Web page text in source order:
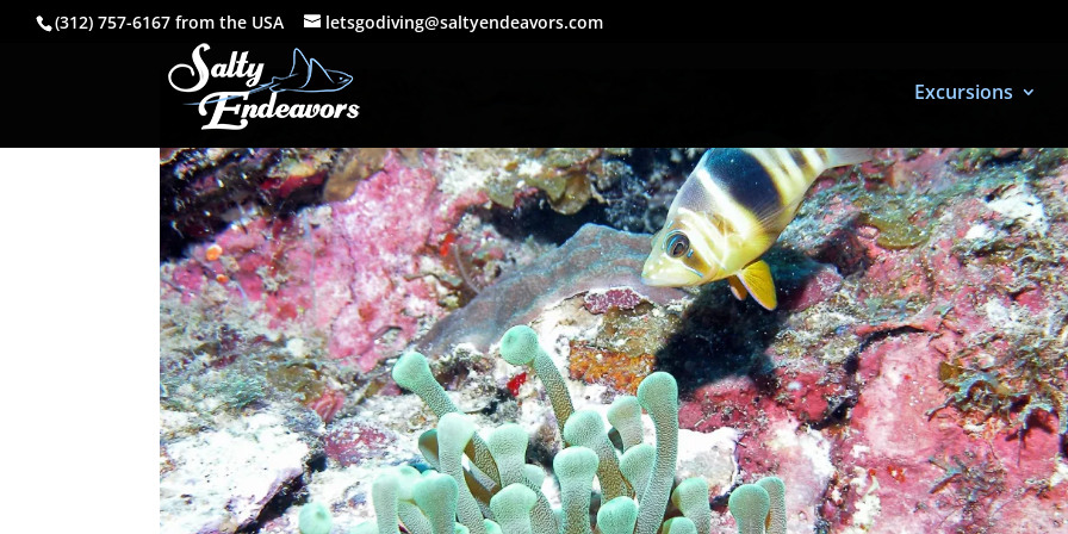
(312) 757-6167 from the USA letsgodiving@saltyendeavors.com
Excursions